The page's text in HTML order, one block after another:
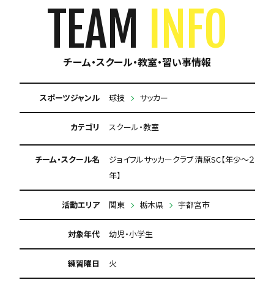
TEAM INFO
チーム・スクール・教室・習い事情報
スポーツジャンル 球技 サッカー
カテゴリ スクール・教室
チーム・スクール名
ジョイフルサッカークラブ 清原SC【年少～２
年】
活動エリア 関東 栃木県 宇都宮市
対象年代 幼児・小学生
練習曜日 火